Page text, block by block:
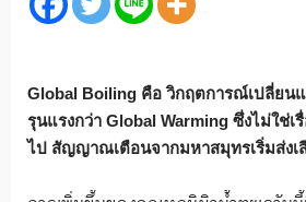
Global Boiling คือ วิกฤตการณ์เปลี่ยน
รุนแรงกว่า Global Warming ซึ่งไม่ใช่เ
ไป สัญญาณเตือนจากมหาสมุทรเริ่มส่งเ